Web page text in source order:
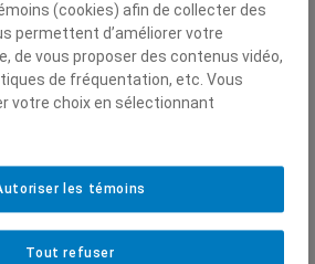
sujet
reculs sociaux en Chine
2004.
(cookies) afin de collecter des
permettent d’améliorer votre
de vous proposer des contenus vidéo,
de fréquentation, etc. Vous
votre choix en sélectionnant
Tout refuser
les témoins